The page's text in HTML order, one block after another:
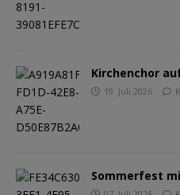
Kirchenchor
19. Juli 2026
Sommerfest